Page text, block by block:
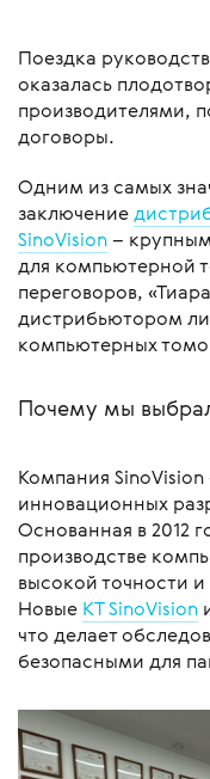
Поездка
оказалась
производителями,
договоры.
Одним из самых
заключение
SinoVision–
для компьютерной
переговоров,
дистрибьютором
компьютерных
Почему мы
Компания
инновационных
Основанная в 2012
производстве
высокой точности
Новые КТ SinoVision
что делает
безопасными для